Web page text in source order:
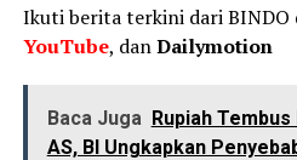
Ikuti berita terkini dari BINDO
YouTube, danDailymotion
Baca Juga Rupiah
AS, BI Ungkapkan